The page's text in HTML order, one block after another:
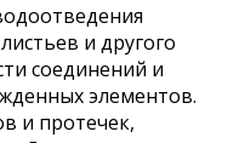
и другого
соединений и
элементов.
и протечек,